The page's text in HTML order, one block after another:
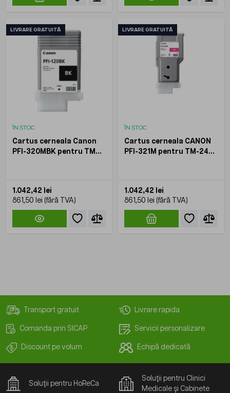
LIVRARE GRATUITĂ
ÎN STOC
Cartus cerneala Canon
PFI-320MBK pentru TM
1.042,42 lei
861,50 lei
LIVRARE GRATUITĂ
ÎN STOC
Cartus cerneala CANON
PFI-321M pentru TM-240
1.042,42 lei
861,50 lei
Transport gratuit Livrare rapida
Comanda prin SICAP Servicii personalizare
Discount pe volum Echipă dedicată
Soluții pentru HoReCa
Soluții pentru Clinici
Medicale și Cabinete